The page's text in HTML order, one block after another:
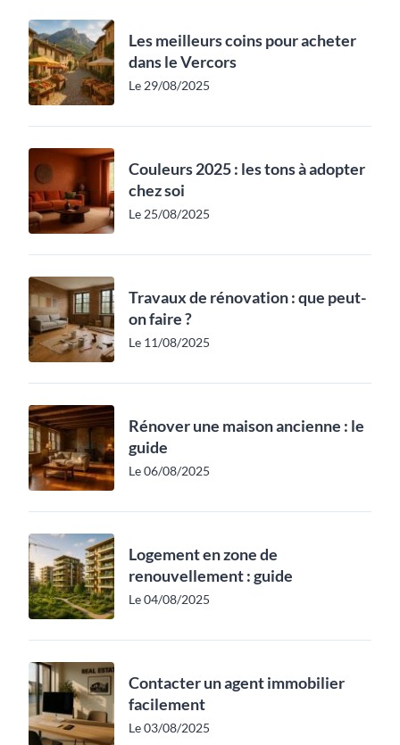
Les meilleurs coins pour acheter
dans le Vercors
Le 29/08/2025
Couleurs 2025 : les tons à adopter
chez soi
Le 25/08/2025
Travaux de rénovation : que peut-
on faire ?
Le 11/08/2025
Rénover une maison ancienne : le
guide
Le 06/08/2025
Logement en zone de
renouvellement : guide
Le 04/08/2025
Contacter un agent immobilier
facilement
Le 03/08/2025